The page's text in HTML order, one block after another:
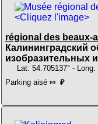
<Cliquez l'image>
régional des beaux-
Калининградский
изобразительных
Lat: 54.705137° -
Parking aisé ⤇ ₽